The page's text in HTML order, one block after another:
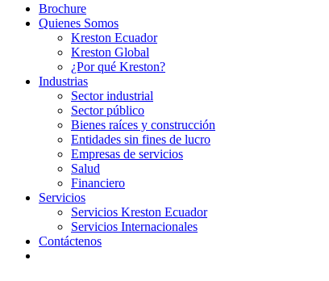
Brochure
Quienes Somos
Kreston Ecuador
Kreston Global
¿Por qué Kreston?
Industrias
Sector industrial
Sector público
Bienes raíces y construcción
Entidades sin fines de lucro
Empresas de servicios
Salud
Financiero
Servicios
Servicios Kreston Ecuador
Servicios Internacionales
Contáctenos